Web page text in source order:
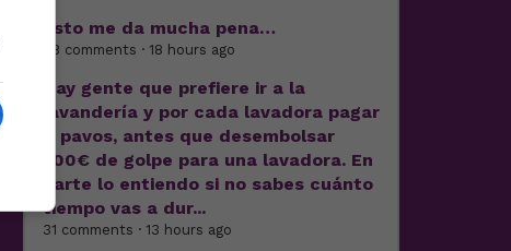
Esto me da mucha pena…
38 comments · 18 hours ago
Hay gente que prefiere ir a la
lavandería y por cada lavadora pagar
7 pavos, antes que desembolsar
500€ de golpe para una lavadora. En
parte lo entiendo si no sabes cuánto
tiempo vas a dur...
31 comments · 13 hours ago